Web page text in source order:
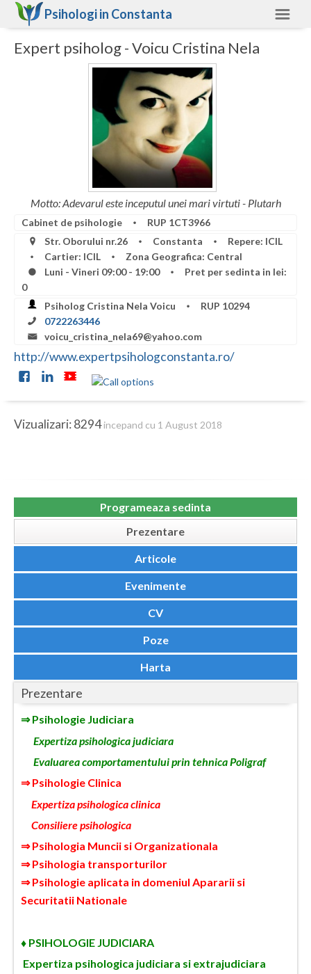
Psihologi in Constanta
Constanta
Alte judete
Arges
Bacau
Bistrita-Nasaud
Botosani
Brasov
Bucuresti
Buzau
Cluj
Constanta
Covasna
Dambovita
Dolj
Galati
Giurgiu
Harghita
Hunedoara
Ilfov
Maramures
Mehedinti
Neamt
Ajutor
Contact
Expert psiholog - Voicu Cristina Nela
Motto: Adevarul este inceputul unei mari virtuti - Plutarh
Cabinet de psihologie
RUP 1CT3966
Str. Oborului nr.26
Constanta
Repere: ICIL
Cartier: ICIL
Zona Geografica: Central
Luni - Vineri 09:00 - 19:00
Pret per sedinta in lei:
0
Psiholog Cristina Nela Voicu
RUP 10294
0722263446
voicu_cristina_nela69@yahoo.com
http://www.expertpsihologconstanta.ro/
Vizualizari: 8294incepand cu 1 August 2018
Programeaza sedinta
Prezentare
Articole
Evenimente
CV
Poze
Harta
Prezentare
⇒ Psihologie Judiciara
Expertiza psihologica judiciara
Evaluarea comportamentului prin tehnica Poligraf
⇒ Psihologie Clinica
Expertiza psihologica clinica
Consiliere psihologica
⇒ Psihologia Muncii si Organizationala
⇒ Psihologia transporturilor
⇒ Psihologie aplicata in domeniul Apararii si
Securitatii Nationale
♦ PSIHOLOGIE JUDICIARA
Expertiza psihologica judiciara si extrajudiciara